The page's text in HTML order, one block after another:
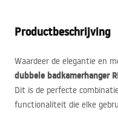
Productbeschrijving
Waardeer de elegantie en
dubbele badkamerhanger
Dit is de perfecte
functionaliteit die elke